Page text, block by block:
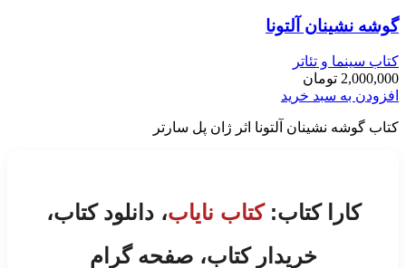
گوشه نشینان آلتونا
کتاب سینما و تئاتر
2,000,000 تومان
افزودن به سبد خرید
کتاب گوشه نشینان آلتونا اثر ژان پل سارتر
کارا کتاب:کتاب نایاب، دانلود کتاب،
خریدار کتاب، صفحه گرام